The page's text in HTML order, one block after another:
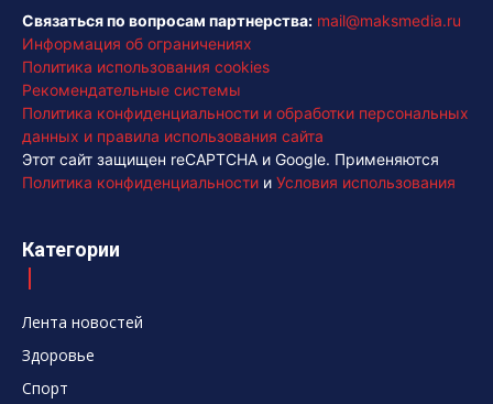
Связаться по вопросам партнерства: mail@maksmedia.ru
Информация об ограничениях
Политика использования cookies
Рекомендательные системы
Политика конфиденциальности и обработки персональных
данных и правила использования сайта
Этот сайт защищен reCAPTCHA и Google. Применяются
Политика конфиденциальности и Условия использования
Категории
Лента новостей
Здоровье
Спорт